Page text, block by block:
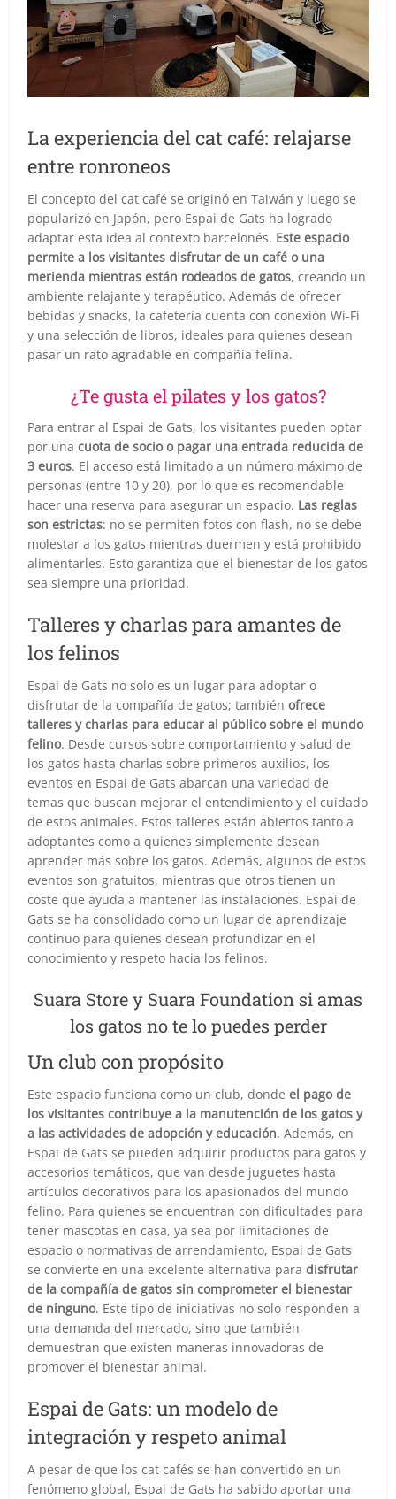
La experiencia del cat café: relajarse
entre ronroneos
El concepto del cat café se originó en Taiwán y luego se
popularizó en Japón, pero Espai de Gats ha logrado
adaptar esta idea al contexto barcelonés. Este espacio
permite a los visitantes disfrutar de un café o una
merienda mientras están rodeados de gatos, creando un
ambiente relajante y terapéutico. Además de ofrecer
bebidas y snacks, la cafetería cuenta con conexión Wi-Fi
y una selección de libros, ideales para quienes desean
pasar un rato agradable en compañía felina.
¿Te gusta el pilates y los gatos?
Para entrar al Espai de Gats, los visitantes pueden optar
por unacuota de socio o pagar una entrada reducida de
3 euros. El acceso está limitado a un número máximo de
personas (entre 10 y 20), por lo que es recomendable
hacer una reserva para asegurar un espacio. Las reglas
son estrictas: no se permiten fotos con flash, no se debe
molestar a los gatos mientras duermen y está prohibido
alimentarles. Esto garantiza que el bienestar de los gatos
sea siempre una prioridad.
Talleres y charlas para amantes de
los felinos
Espai de Gats no solo es un lugar para adoptar o
disfrutar de la compañía de gatos; tambiénofrece
talleres y charlas para educar al público sobre el mundo
felino. Desde cursos sobre comportamiento y salud de
los gatos hasta charlas sobre primeros auxilios, los
eventos en Espai de Gats abarcan una variedad de
temas que buscan mejorar el entendimiento y el cuidado
de estos animales. Estos talleres están abiertos tanto a
adoptantes como a quienes simplemente desean
aprender más sobre los gatos. Además, algunos de estos
eventos son gratuitos, mientras que otros tienen un
coste que ayuda a mantener las instalaciones. Espai de
Gats se ha consolidado como un lugar de aprendizaje
continuo para quienes desean profundizar en el
conocimiento y respeto hacia los felinos.
Suara Store y Suara Foundation si amas
los gatos no te lo puedes perder
Un club con propósito
Este espacio funciona como un club, dondeel pago de
los visitantes contribuye a la manutención de los gatos y
a las actividades de adopción y educación. Además, en
Espai de Gats se pueden adquirir productos para gatos y
accesorios temáticos, que van desde juguetes hasta
artículos decorativos para los apasionados del mundo
felino. Para quienes se encuentran con dificultades para
tener mascotas en casa, ya sea por limitaciones de
espacio o normativas de arrendamiento, Espai de Gats
se convierte en una excelente alternativa paradisfrutar
de la compañía de gatos sin comprometer el bienestar
de ninguno. Este tipo de iniciativas no solo responden a
una demanda del mercado, sino que también
demuestran que existen maneras innovadoras de
promover el bienestar animal.
Espai de Gats: un modelo de
integración y respeto animal
A pesar de que los cat cafés se han convertido en un
fenómeno global, Espai de Gats ha sabido aportar una